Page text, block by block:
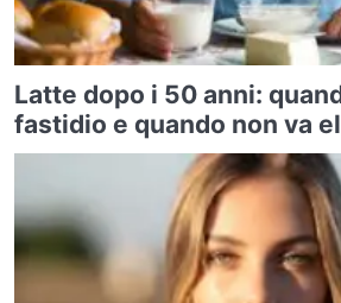
Latte dopo i 50 anni:
fastidio e quando non va